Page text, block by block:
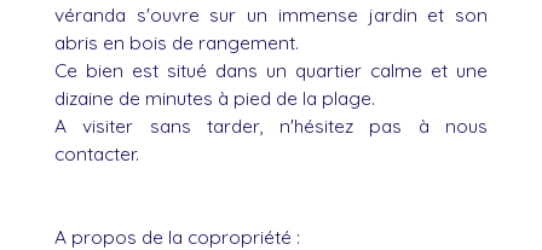
véranda s'ouvre sur un immense jardin et son
abris en bois de rangement.
Ce bien est situé dans un quartier calme et une
dizaine de minutes à pied de la plage.
A visiter sans tarder, n'hésitez pas à nous
contacter.
A propos de la copropriété :